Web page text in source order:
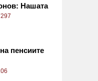
Нашата
пенсиите